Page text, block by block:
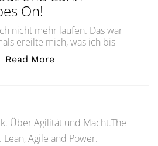
On!
nicht mehr laufen. Das war
ereilte mich, was ich bis
Read More„Einmal Burnout und